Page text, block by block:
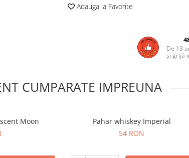
Adauga la Favorite
De 13
și grijă
CUMPARATE IMPREUNA
Moon
Pahar whiskey Imperial
54 RON